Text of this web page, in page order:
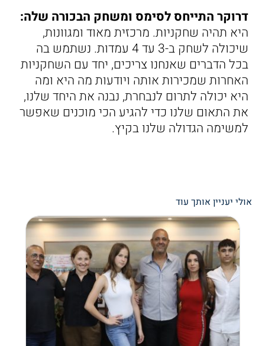
דרוקר התייחס לסימס ומשחק הבכורה שלה:
היא תהיה שחקניות. מרכזית מאוד ומגוונות,
שיכולה לשחק ב-3 עד 4 עמדות. נשתמש בה
בכל הדברים שאנחנו צריכים, יחד עם השחקניות
האחרות שמכירות אותה ויודעות מה היא ומה
היא יכולה לתרום לנבחרת, נבנה את היחד שלנו,
את התאום שלנו כדי להגיע הכי מוכנים שאפשר
למשימה הגדולה שלנו בקיץ.
אולי יעניין אותך עוד